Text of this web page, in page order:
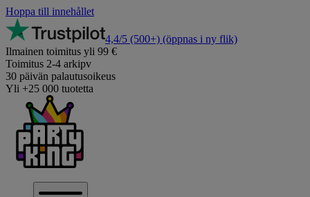
Hoppa till innehållet
4,4/5 (500+) (öppnas i ny flik)
Ilmainen toimitus yli 99 €
Toimitus 2-4 arkipv
30 päivän palautusoikeus
Yli +25 000 tuotetta